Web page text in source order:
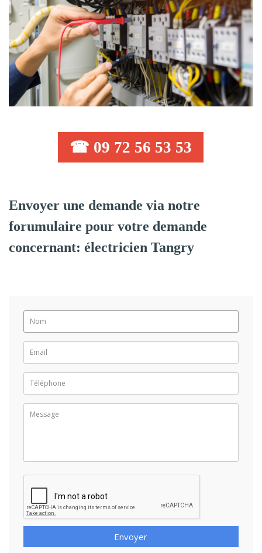
☎ 09 72 56 53 53
Envoyer une demande via notre
forumulaire pour votre demande
concernant: électricien Tangry
Envoyer